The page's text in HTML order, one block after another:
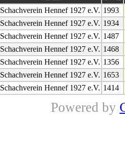
Schachverein Hennef 1927 e.V. 1993
Schachverein Hennef 1927 e.V. 1934
Schachverein Hennef 1927 e.V. 1487
Schachverein Hennef 1927 e.V. 1468
Schachverein Hennef 1927 e.V. 1356
Schachverein Hennef 1927 e.V. 1653
Schachverein Hennef 1927 e.V. 1414
Powered by